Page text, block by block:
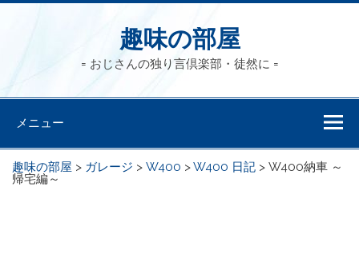
趣味の部屋
= おじさんの独り言倶楽部・徒然に =
メニュー
趣味の部屋 > ガレージ >W400 >W400 日記 >W400納車 ～
帰宅編～